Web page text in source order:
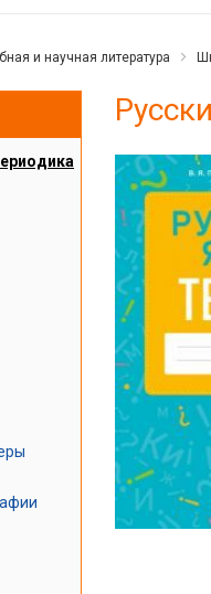
и научная литература